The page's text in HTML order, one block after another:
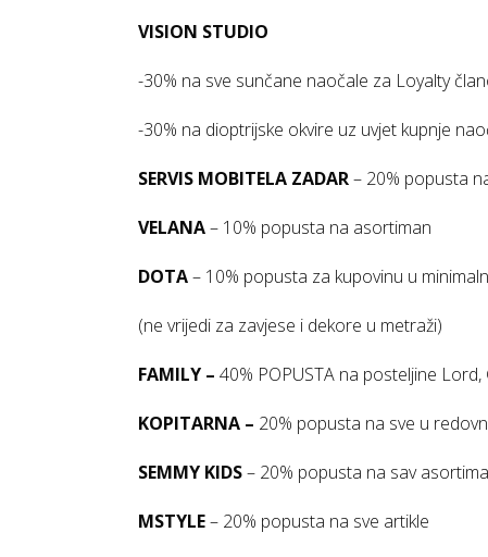
VISION STUDIO
-30% na sve sunčane naočale za Loyalty
-30% na dioptrijske okvire uz uvjet kupnje
SERVIS MOBITELA ZADAR– 20% popusta
VELANA– 10% popusta na asortiman
DOTA– 10% popusta za kupovinu u
(ne vrijedi za zavjese i dekore u metraži)
FAMILY –40% POPUSTA na posteljine
KOPITARNA – 20% popusta na sve u
SEMMY KIDS– 20% popusta na sav
MSTYLE– 20% popusta na sve artikle